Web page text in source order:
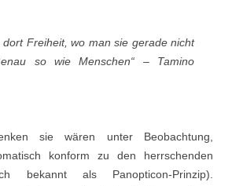
dort Freiheit, wo man sie gerade nicht
so wie Menschen“ – Tamino
sie wären unter Beobachtung,
konform zu den herrschenden
bekannt als Panopticon-Prinzip).